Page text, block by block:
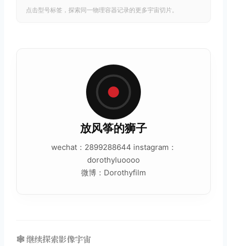
点击型号标签，探索同一物理容器记录的更多宇宙切片。
放风筝的狮子
wechat：2899288644 instagram：
dorothyluoooo
微博：Dorothyfilm
🕸️ 继续探索影像宇宙